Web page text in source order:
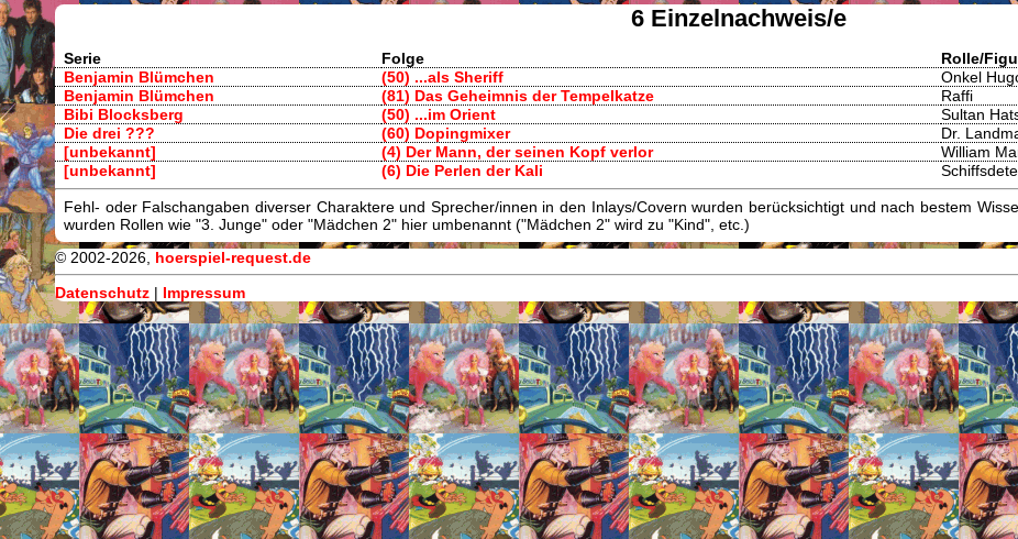
6 Einzelnachweis/e
Serie Folge Rolle/
Benjamin Blümchen
(50) ...als Sheriff Onkel
Benjamin Blümchen
(81) Das Geheimnis der Tempelkatze Raffi
Bibi Blocksberg
(50) ...im Orient Sultan
Die drei ???
(60) Dopingmixer Dr.
[unbekannt]
(4) Der Mann, der seinen Kopf verlor William
[unbekannt]
(6) Die Perlen der Kali
Fehl- oder Falschangaben diverser Charaktere und Sprecher/innen in den Inlays/Covern wurden berücksichtigt und nach bestem
wurden Rollen wie "3. Junge" oder "Mädchen 2" hier umbenannt ("Mädchen 2" wird zu "Kind", etc.)
© 2002-2026, hoerspiel-request.de
Datenschutz | Impressum